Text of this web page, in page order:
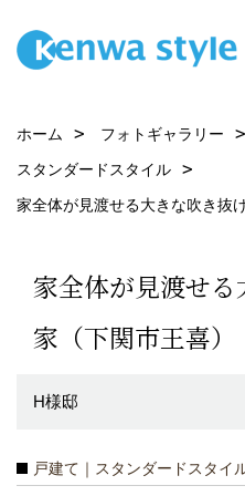
ホーム フォトギャラリー
スタンダードスタイル
家全体が見渡せる大きな吹き抜
家全体が見渡せ
家（下関市王喜）
H様邸
戸建て｜スタンダードスタイ